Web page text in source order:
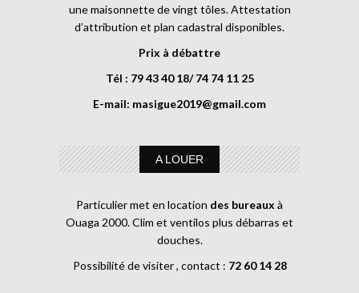
une maisonnette de vingt tôles. Attestation
d’attribution et plan cadastral disponibles.
Prix à débattre
Tél : 79 43 40 18/ 74 74 11 25
E-mail: masigue2019@gmail.com
A LOUER
Particulier met en location des bureaux à
Ouaga 2000. Clim et ventilos plus débarras et
douches.
Possibilité de visiter , contact : 72 60 14 28